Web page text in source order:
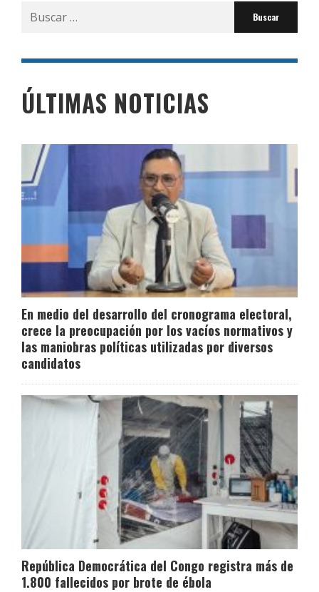
Buscar
por:
ÚLTIMAS NOTICIAS
En medio del desarrollo del cronograma electoral,
crece la preocupación por los vacíos normativos y
las maniobras políticas utilizadas por diversos
candidatos
República Democrática del Congo registra más de
1.800 fallecidos por brote de ébola